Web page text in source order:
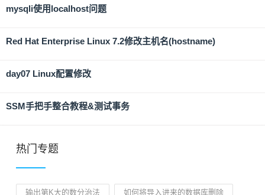
mysqli使用localhost问题
Red Hat Enterprise Linux 7.2修改主机名(hostname)
day07 Linux配置修改
SSM手把手整合教程&测试事务
热门专题
输出第K大的数分治法 如何将导入进来的数据库删除